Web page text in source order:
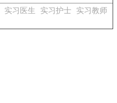
实习医生 实习护士
实习教师